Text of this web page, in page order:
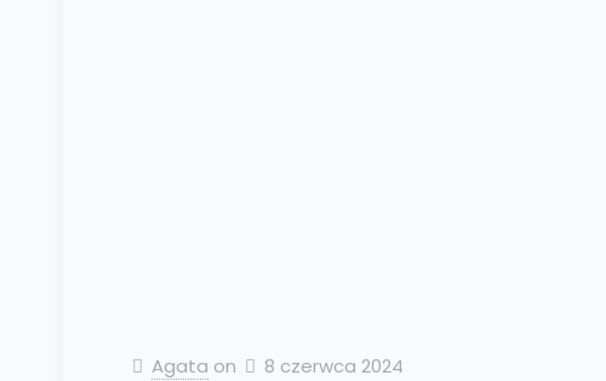
Agata on 8 czerwca 2024